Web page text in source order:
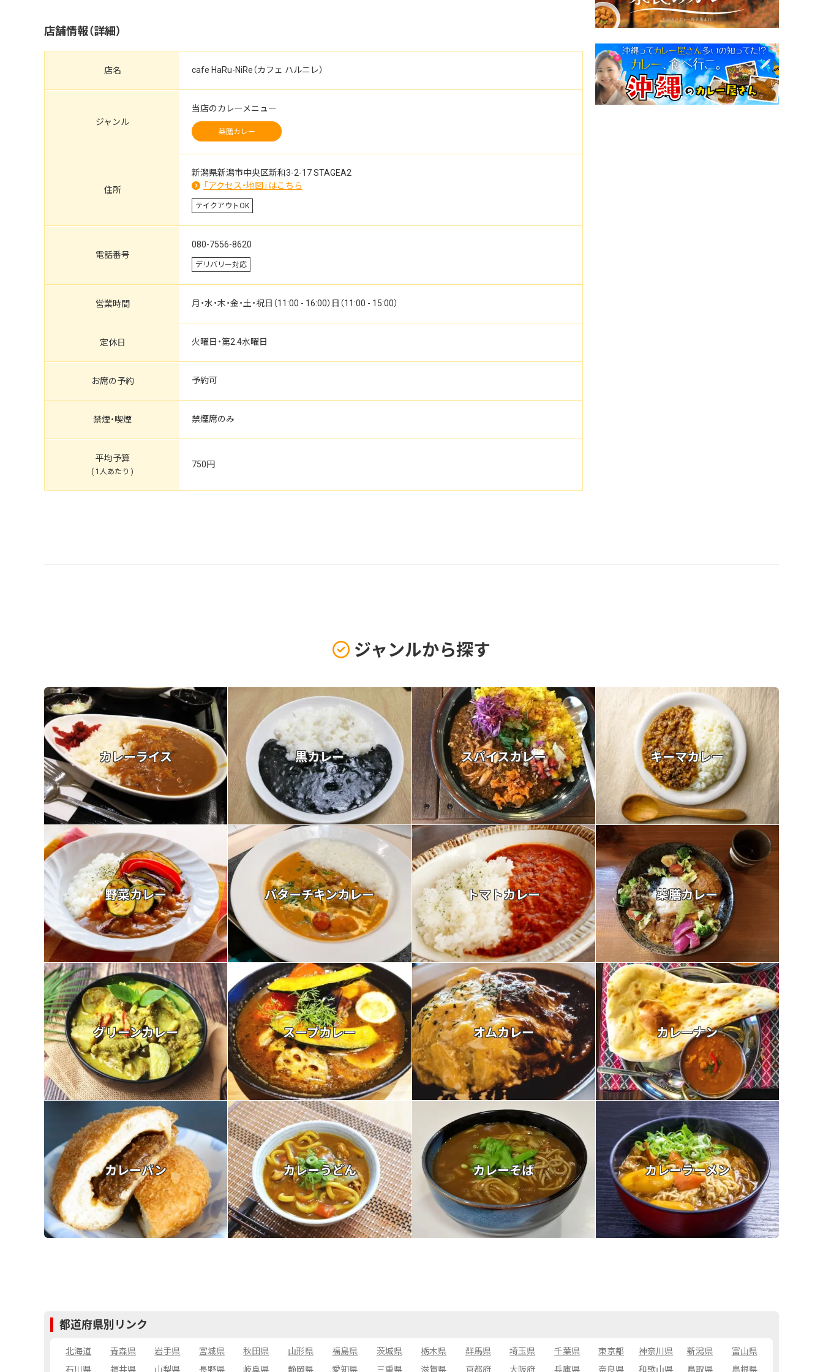
店舗情報（詳細）
店名 cafe HaRu-NiRe（カフェ ハルニレ）
ジャンル
当店のカレーメニュー
薬膳カレー
住所
新潟県新潟市中央区新和3-2-17STAGEA2
「アクセス・地図」はこちら
テイクアウトOK
電話番号
080-7556-8620
デリバリー対応
営業時間 月・水・木・金・土・祝日（11:00 - 16:00）日（11:00 - 15:00）
定休日 火曜日・第2.4水曜日
お席の予約 予約可
禁煙・喫煙 禁煙席のみ
平均予算
( 1人あたり )
750円
ジャンルから探す
カレーライス 黒カレー スパイスカレー キーマカレー
野菜カレー バターチキンカレー トマトカレー 薬膳カレー
グリーンカレー スープカレー オムカレー カレーナン
カレーパン カレーうどん カレーそば カレーラーメン
都道府県別リンク
北海道 青森県 岩手県 宮城県 秋田県 山形県 福島県 茨城県 栃木県 群馬県 埼玉県 千葉県 東京都 神奈川県 新潟県
富山県
石川県
福井県 山梨県 長野県 岐阜県 静岡県 愛知県 三重県 滋賀県 京都府 大阪府 兵庫県 奈良県 和歌山県 鳥取県 島根県